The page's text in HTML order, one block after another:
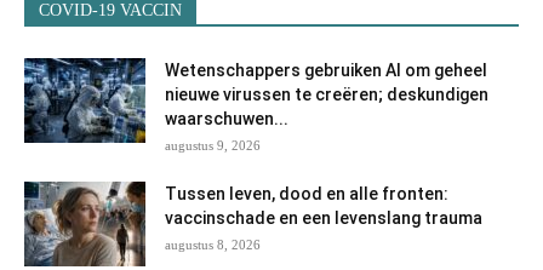
COVID-19 VACCIN
Wetenschappers gebruiken AI om geheel
nieuwe virussen te creëren; deskundigen
waarschuwen...
augustus 9, 2026
Tussen leven, dood en alle fronten:
vaccinschade en een levenslang trauma
augustus 8, 2026